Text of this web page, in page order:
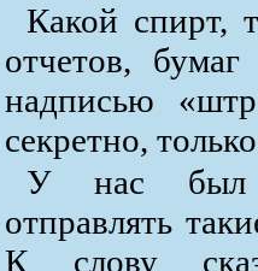
Какой спирт,
отчетов,
надписью
секретно,
У нас был
отправлять
К слову